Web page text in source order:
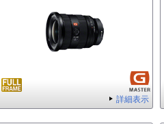
詳細表示